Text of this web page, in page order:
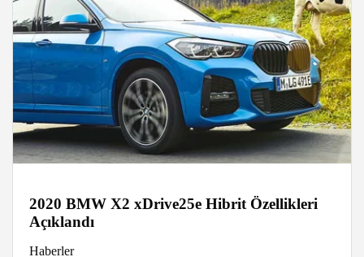
2020 BMW X2 xDrive25e Hibrit Özellikleri
Açıklandı
Haberler